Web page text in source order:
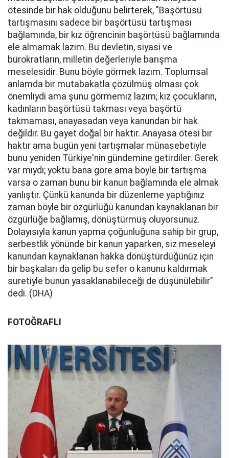
ötesinde bir hak olduğunu belirterek, "Başörtüsü
tartışmasını sadece bir başörtüsü tartışması
bağlamında, bir kız öğrencinin başörtüsü bağlamında
ele almamak lazım. Bu devletin, siyasi ve
bürokratların, milletin değerleriyle barışma
meselesidir. Bunu böyle görmek lazım. Toplumsal
anlamda bir mutabakatla çözülmüş olması çok
önemliydi ama şunu görmemiz lazım; kız çocukların,
kadınların başörtüsü takması veya başörtü
takmaması, anayasadan veya kanundan bir hak
değildir. Bu gayet doğal bir haktır. Anayasa ötesi bir
haktır ama bugün yeni tartışmalar münasebetiyle
bunu yeniden Türkiye'nin gündemine getirdiler. Gerek
var mıydı; yoktu bana göre ama böyle bir tartışma
varsa o zaman bunu bir kanun bağlamında ele almak
yanlıştır. Çünkü kanunda bir düzenleme yaptığınız
zaman böyle bir özgürlüğü kanundan kaynaklanan bir
özgürlüğe bağlamış, dönüştürmüş oluyorsunuz.
Dolayısıyla kanun yapma çoğunluğuna sahip bir grup,
serbestlik yönünde bir kanun yaparken, siz meseleyi
kanundan kaynaklanan hakka dönüştürdüğünüz için
bir başkaları da gelip bu sefer o kanunu kaldırmak
suretiyle bunun yasaklanabileceği de düşünülebilir"
dedi. (DHA)
FOTOĞRAFLI